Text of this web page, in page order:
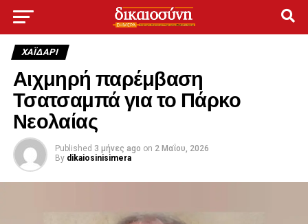
ΧΑΪΔΑΡΙ
Αιχμηρή παρέμβαση
Τσατσαμπά για το Πάρκο
Νεολαίας
Published 3 μήνες ago on 2 Μαΐου, 2026
By dikaiosinisimera